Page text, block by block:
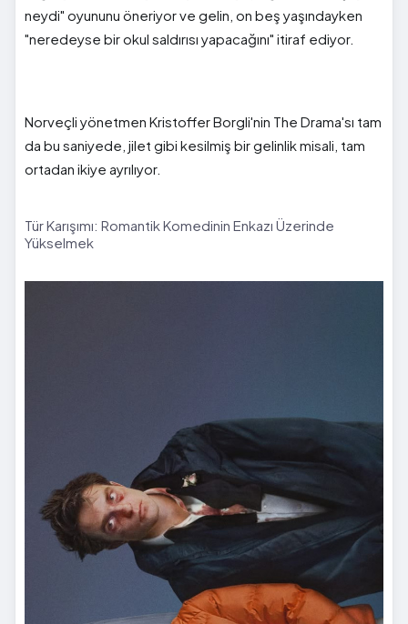
neydi" oyununu öneriyor ve gelin, on beş yaşındayken
"neredeyse bir okul saldırısı yapacağını" itiraf ediyor.
Norveçli yönetmen Kristoffer Borgli'nin The Drama'sı tam
da bu saniyede, jilet gibi kesilmiş bir gelinlik misali, tam
ortadan ikiye ayrılıyor.
Tür Karışımı: Romantik Komedinin Enkazı Üzerinde
Yükselmek